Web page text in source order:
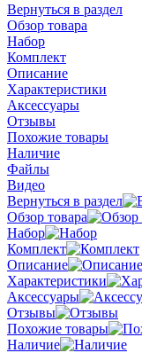
Вернуться в раздел
Обзор товара
Набор
Комплект
Описание
Характеристики
Аксессуары
Отзывы
Похожие товары
Наличие
Файлы
Видео
Вернуться в раздел
Обзор товара
Набор
Комплект
Описание
Характеристики
Аксессуары
Отзывы
Похожие товары
Наличие